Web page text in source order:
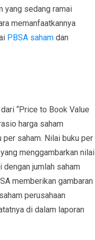
yang sedang ramai
memanfaatkannya
PBSA saham dan
“Price to Book Value
harga saham
saham. Nilai buku per
menggambarkan nilai
jumlah saham
memberikan gambaran
perusahaan
di dalam laporan